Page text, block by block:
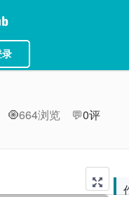
录
🧿664浏览 💬0评